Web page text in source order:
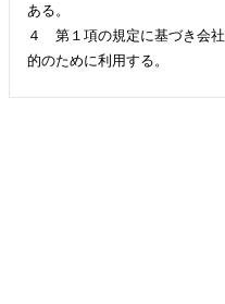
ある。
４ 第１項の規定に基づき会
的のために利用する。